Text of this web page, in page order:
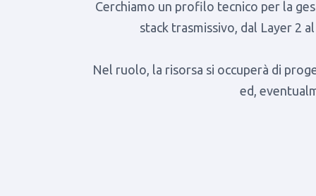
Cerchiamo un profilo tecnico per la
stack trasmissivo, dal Layer 2
Nel ruolo, la risorsa si occuperà di
ed,